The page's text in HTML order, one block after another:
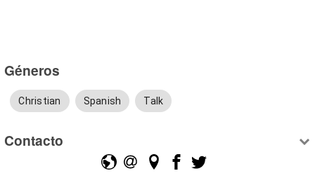
Géneros
Christian Spanish Talk
Contacto